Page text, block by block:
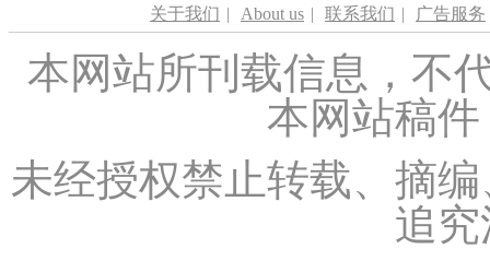
关于我们 | About us | 联系我们 | 广告服务
本网站所刊载信息，不
本网站稿
未经授权禁止转载、摘
追